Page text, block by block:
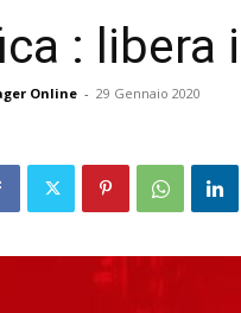
: libera
Online - 29 Gennaio 2020